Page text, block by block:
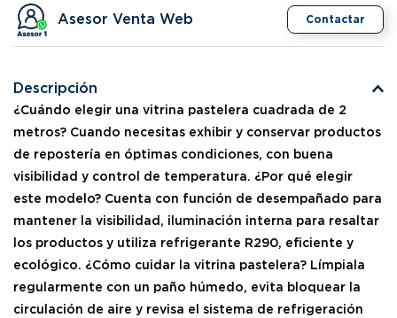
Asesor Venta Web Contactar
Descripción
¿Cuándo elegir una vitrina pastelera cuadrada de 2
metros? Cuando necesitas exhibir y conservar productos
de repostería en óptimas condiciones, con buena
visibilidad y control de temperatura. ¿Por qué elegir
este modelo? Cuenta con función de desempañado para
mantener la visibilidad, iluminación interna para resaltar
los productos y utiliza refrigerante R290, eficiente y
ecológico. ¿Cómo cuidar la vitrina pastelera? Límpiala
regularmente con un paño húmedo, evita bloquear la
circulación de aire y revisa el sistema de refrigeración